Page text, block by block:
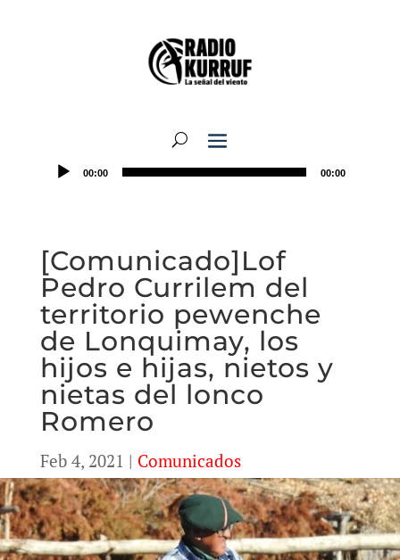
00:00 00:00
[Comunicado]Lof
Pedro Currilem del
territorio pewenche
de Lonquimay, los
hijos e hijas, nietos y
nietas del lonco
Romero
Feb 4, 2021 | Comunicados